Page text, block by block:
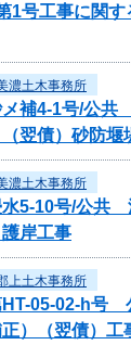
号工事に関す
濃土木事務所
メ補4-1号/公
翌債）砂防堰
濃土木事務所
水5-10号/公共
岸工事
上土木事務所
HT-05-02-h号
）（翌債）工